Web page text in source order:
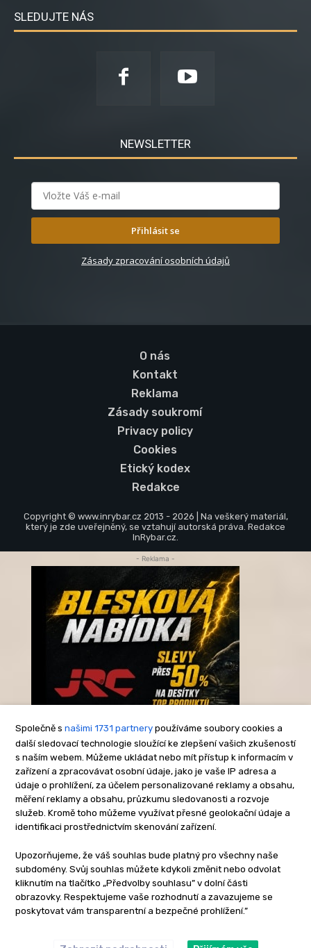
SLEDUJTE NÁS
NEWSLETTER
Přihlásit se
Zásady zpracování osobních údajů
O nás
Kontakt
Reklama
Zásady soukromí
Privacy policy
Cookies
Etický kodex
Redakce
Copyright © www.inrybar.cz 2013 - 2026 | Na veškerý materiál,
který je zde uveřejněný, se vztahují autorská práva. Redakce
InRybar.cz.
Společně s našimi 1731 partnery používáme soubory cookies a
další sledovací technologie sloužící ke zlepšení vašich zkušeností
s naším webem. Můžeme ukládat nebo mít přístup k informacím v
zařízení a zpracovávat osobní údaje, jako je vaše IP adresa a
údaje o prohlížení, za účelem personalizované reklamy a obsahu,
měření reklamy a obsahu, průzkumu sledovanosti a rozvoje
služeb. Kromě toho můžeme využívat přesné geolokační údaje a
identifikaci prostřednictvím skenování zařízení.
Upozorňujeme, že váš souhlas bude platný pro všechny naše
subdomény. Svůj souhlas můžete kdykoli změnit nebo odvolat
kliknutím na tlačítko „Předvolby souhlasu” v dolní části
obrazovky. Respektujeme vaše rozhodnutí a zavazujeme se
poskytovat vám transparentní a bezpečné prohlížení.”
- Reklama -
-Reklama-